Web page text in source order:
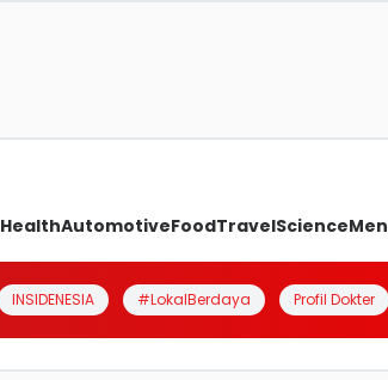
HealthAutomotiveFoodTravelScienceMen
INSIDENESIA #LokalBerdaya Profil Dokter